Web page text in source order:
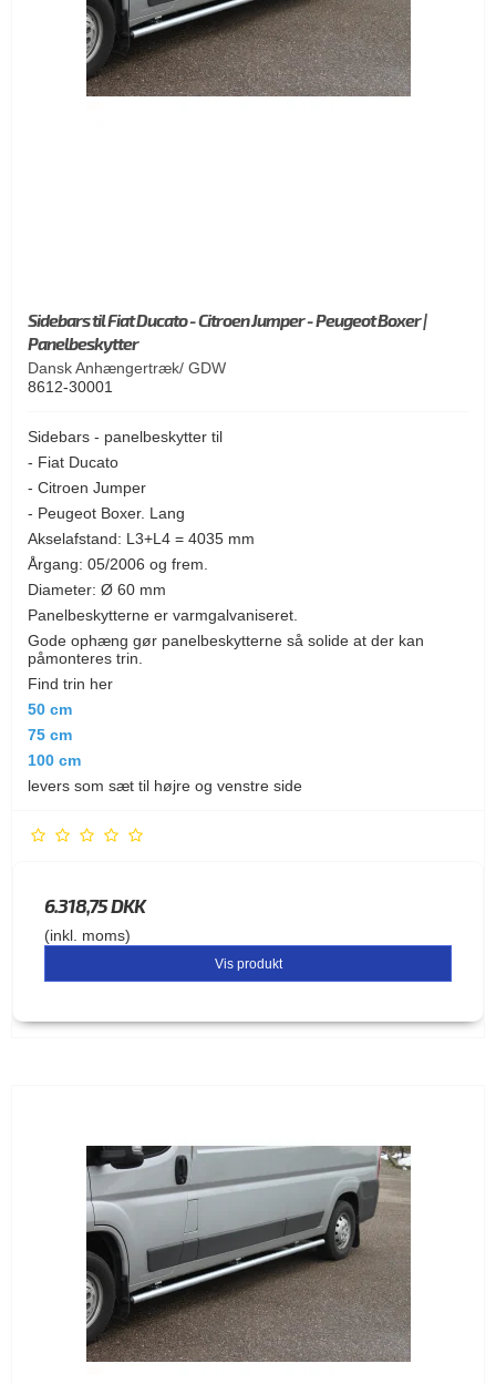
Sidebars til Fiat Ducato - Citroen Jumper - Peugeot Boxer |
Panelbeskytter
Dansk Anhængertræk/ GDW
8612-30001
Sidebars - panelbeskytter til
- Fiat Ducato
- Citroen Jumper
- Peugeot Boxer. Lang
Akselafstand: L3+L4 = 4035 mm
Årgang: 05/2006 og frem.
Diameter: Ø 60 mm
Panelbeskytterne er varmgalvaniseret.
Gode ophæng gør panelbeskytterne så solide at der kan
påmonteres trin.
Find trin her
50 cm
75 cm
100 cm
levers som sæt til højre og venstre side
6.318,75 DKK
(inkl. moms)
Vis produkt